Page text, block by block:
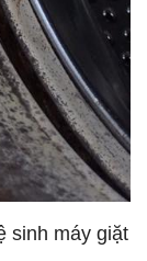
sinh máy giặt